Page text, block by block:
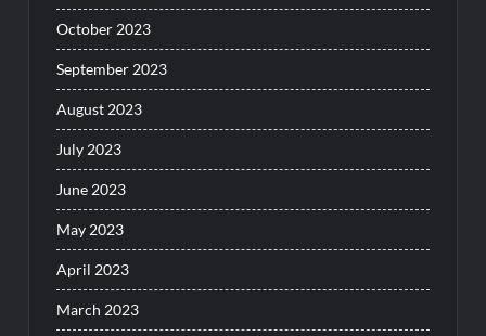
October 2023
September 2023
August 2023
July 2023
June 2023
May 2023
April 2023
March 2023